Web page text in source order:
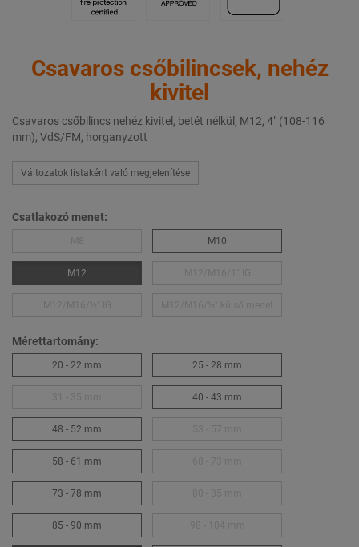
Csavaros csőbilincsek, nehéz
kivitel
Csavaros csőbilincs nehéz kivitel, betét nélkül, M12, 4" (108-116
mm), VdS/FM, horganyzott
Változatok listaként való megjelenítése
Csatlakozó menet:
M10
M12
Mérettartomány:
20 - 22 mm 25 - 28 mm
40 - 43 mm
48 - 52 mm
58 - 61 mm
73 - 78 mm
85 - 90 mm